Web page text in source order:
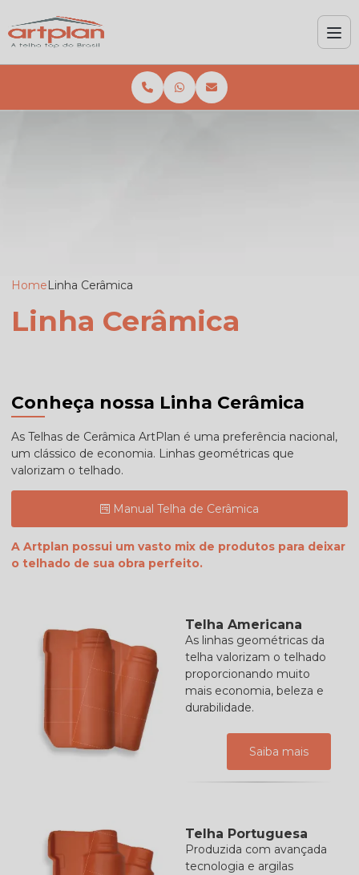
HomeLinha Cerâmica
Linha Cerâmica
Conheça nossa Linha Cerâmica
As Telhas de Cerâmica ArtPlan é uma preferência nacional,
um clássico de economia. Linhas geométricas que
valorizam o telhado.
Manual Telha de Cerâmica
A Artplan possui um vasto mix de produtos para deixar
o telhado de sua obra perfeito.
Telha Americana
As linhas geométricas da
telha valorizam o telhado
proporcionando muito
mais economia, beleza e
durabilidade.
Saiba mais
Telha Portuguesa
Produzida com avançada
tecnologia e argilas